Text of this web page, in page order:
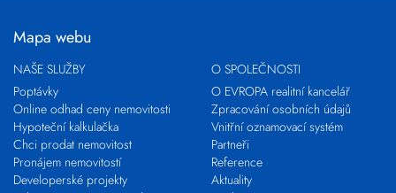
Mapa webu
NAŠE SLUŽBY
Poptávky
Online odhad ceny nemovitosti
Hypoteční kalkulačka
Chci prodat nemovitost
Pronájem nemovitostí
Developerské projekty
O SPOLEČNOSTI
O EVROPA realitní kancelář
Zpracování osobních údajů
Vnitřní oznamovací systém
Partneři
Reference
Aktuality